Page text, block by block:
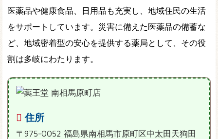
医薬品や健康食品、日用品も充実し、地域住民の生活
をサポートしています。災害に備えた医薬品の備蓄な
ど、地域密着型の安心を提供する薬局として、その役
割は多岐にわたります。
住所
〒975-0052 福島県南相馬市原町区中太田天狗田